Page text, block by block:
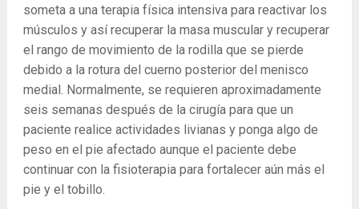
someta a una terapia física intensiva para reactivar los
músculos y así recuperar la masa muscular y recuperar
el rango de movimiento de la rodilla que se pierde
debido a la rotura del cuerno posterior del menisco
medial. Normalmente, se requieren aproximadamente
seis semanas después de la cirugía para que un
paciente realice actividades livianas y ponga algo de
peso en el pie afectado aunque el paciente debe
continuar con la fisioterapia para fortalecer aún más el
pie y el tobillo.